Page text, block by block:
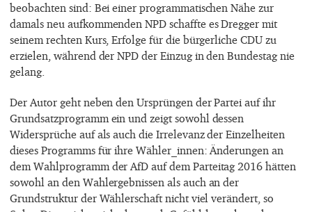
beobachten sind: Bei einer programmatischen Nähe zur
damals neu aufkommenden NPD schaffte es Dregger mit
seinem rechten Kurs, Erfolge für die bürgerliche CDU zu
erzielen, während der NPD der Einzug in den Bundestag nie
gelang.
Der Autor geht neben den Ursprüngen der Partei auf ihr
Grundsatzprogramm ein und zeigt sowohl dessen
Widersprüche auf als auch die Irrelevanz der Einzelheiten
dieses Programms für ihre Wähler_innen: Änderungen an
dem Wahlprogramm der AfD auf dem Parteitag 2016 hätten
sowohl an den Wahlergebnissen als auch an der
Grundstruktur der Wählerschaft nicht viel verändert, so